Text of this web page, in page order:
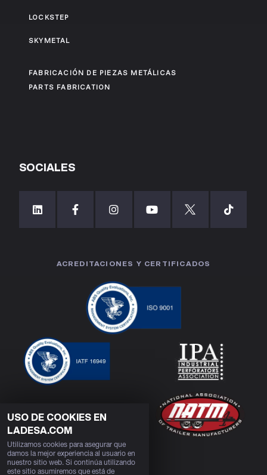
LOCKSTEP
SKYMETAL
FABRICACIÓN DE PIEZAS METÁLICAS
PARTS FABRICATION
SOCIALES
ACREDITACIONES Y CERTIFICADOS
USO DE COOKIES EN
LADESA.COM
Utilizamos cookies para asegurar que
damos la mejor experiencia al usuario en
nuestro sitio web. Si continúa utilizando
este sitio asumiremos que está de